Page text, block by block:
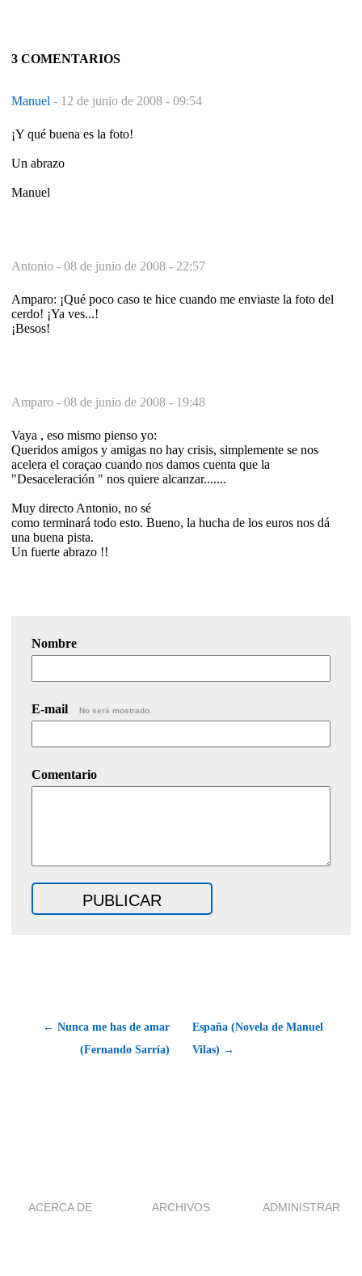
3 COMENTARIOS
Manuel - 12 de junio de 2008 - 09:54
¡Y qué buena es la foto!
Un abrazo
Manuel
Antonio - 08 de junio de 2008 - 22:57
Amparo: ¡Qué poco caso te hice cuando me enviaste la foto del
cerdo! ¡Ya ves...!
¡Besos!
Amparo - 08 de junio de 2008 - 19:48
Vaya , eso mismo pienso yo:
Queridos amigos y amigas no hay crisis, simplemente se nos
acelera el coraçao cuando nos damos cuenta que la
"Desaceleración " nos quiere alcanzar.......
Muy directo Antonio, no sé
como terminará todo esto. Bueno, la hucha de los euros nos dá
una buena pista.
Un fuerte abrazo !!
Nombre
E-mail No será mostrado.
Comentario
← Nunca me has de amar
(Fernando Sarría)
España (Novela de Manuel
Vilas) →
ACERCA DE ARCHIVOS ADMINISTRAR